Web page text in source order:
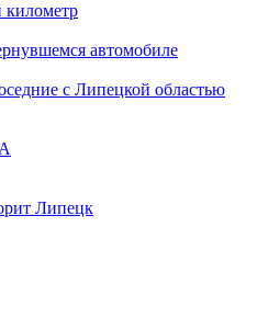
километр
автомобиле
с Липецкой областью
Липецк